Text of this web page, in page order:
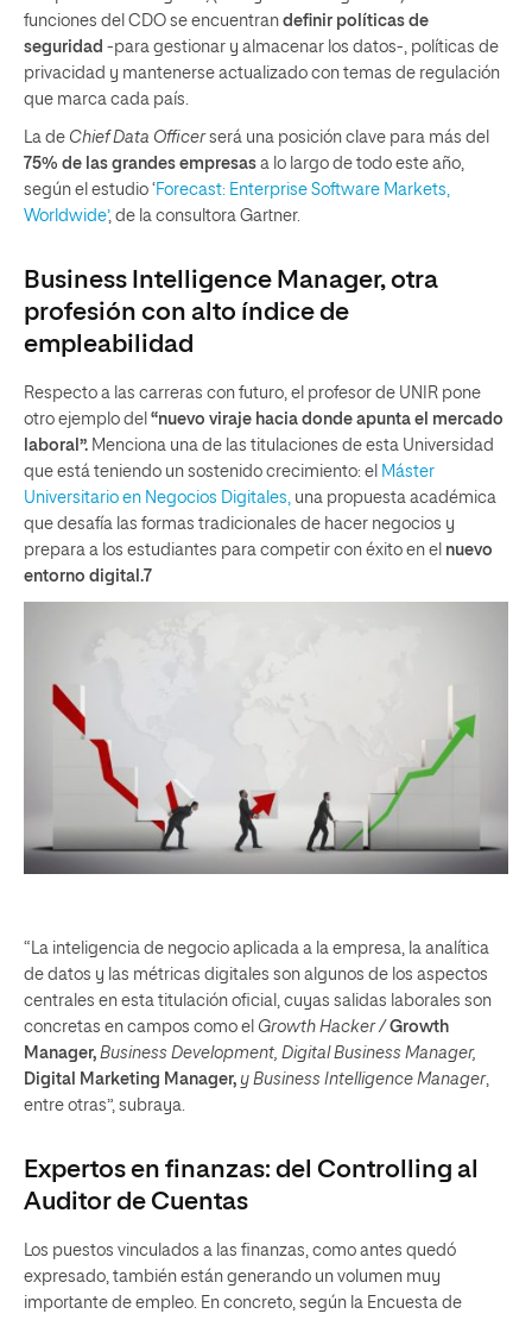
funciones del CDO se encuentran definir políticas de
seguridad -para gestionar y almacenar los datos-, políticas de
privacidad y mantenerse actualizado con temas de regulación
que marca cada país.
La de Chief Data Officerserá una posición clave para más del
75% de las grandes empresas a lo largo de todo este año,
según el estudio ‘Forecast: Enterprise Software Markets,
Worldwide’, de la consultora Gartner.
Business Intelligence Manager, otra
profesión con alto índice de
empleabilidad
Respecto a las carreras con futuro, el profesor de UNIR pone
otro ejemplo del “nuevo viraje hacia donde apunta el mercado
laboral”. Menciona una de las titulaciones de esta Universidad
que está teniendo un sostenido crecimiento: el Máster
Universitario en Negocios Digitales, una propuesta académica
que desafía las formas tradicionales de hacer negocios y
prepara a los estudiantes para competir con éxito en el nuevo
entorno digital.7
“La inteligencia de negocio aplicada a la empresa, la analítica
de datos y las métricas digitales son algunos de los aspectos
centrales en esta titulación oficial, cuyas salidas laborales son
concretas en campos como el Growth Hacker / Growth
Manager, Business Development, Digital Business Manager,
Digital Marketing Manager, y Business Intelligence Manager,
entre otras”, subraya.
Expertos en finanzas: del Controlling al
Auditor de Cuentas
Los puestos vinculados a las finanzas, como antes quedó
expresado, también están generando un volumen muy
importante de empleo. En concreto, según la Encuesta de